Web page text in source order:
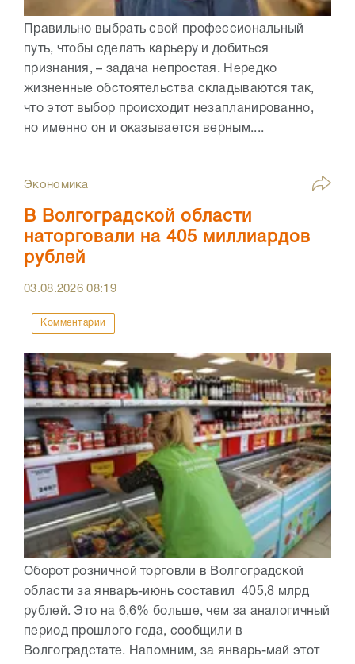
Правильно выбрать свой профессиональный
путь, чтобы сделать карьеру и добиться
признания, – задача непростая. Нередко
жизненные обстоятельства складываются так,
что этот выбор происходит незапланированно,
но именно он и оказывается верным....
Экономика
В Волгоградской области
наторговали на 405 миллиардов
рублей
03.08.202608:19
Комментарии
Оборот розничной торговли в Волгоградской
области за январь-июнь составил 405,8 млрд
рублей. Это на 6,6% больше, чем за аналогичный
период прошлого года, сообщили в
Волгоградстате. Напомним, за январь-май этот